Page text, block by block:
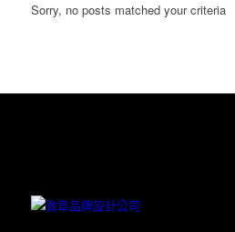
Sorry, no posts matched your criteria